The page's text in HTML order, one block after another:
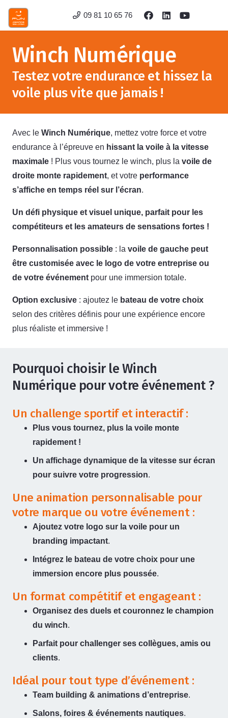
09 81 10 65 76
Winch Numérique
Testez votre endurance et hissez la
voile plus vite que jamais !
Avec le Winch Numérique, mettez votre force et votre
endurance à l’épreuve en hissant la voile à la vitesse
maximale ! Plus vous tournez le winch, plus la voile de
droite monte rapidement, et votre performance
s’affiche en temps réel sur l’écran.
Un défi physique et visuel unique, parfait pour les
compétiteurs et les amateurs de sensations fortes !
Personnalisation possible : la voile de gauche peut
être customisée avec le logo de votre entreprise ou
de votre événement pour une immersion totale.
Option exclusive : ajoutez le bateau de votre choix
selon des critères définis pour une expérience encore
plus réaliste et immersive !
Pourquoi choisir le Winch
Numérique pour votre événement ?
Un challenge sportif et interactif :
Plus vous tournez, plus la voile monte
rapidement !
Un affichage dynamique de la vitesse sur écran
pour suivre votre progression.
Une animation personnalisable pour
votre marque ou votre événement :
Ajoutez votre logo sur la voile pour un
branding impactant.
Intégrez le bateau de votre choix pour une
immersion encore plus poussée.
Un format compétitif et engageant :
Organisez des duels et couronnez le champion
du winch.
Parfait pour challenger ses collègues, amis ou
clients.
Idéal pour tout type d’événement :
Team building & animations d’entreprise.
Salons, foires & événements nautiques.